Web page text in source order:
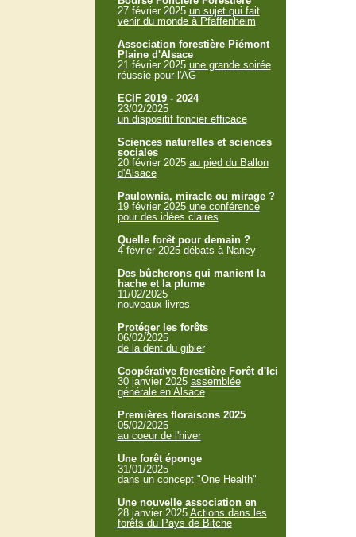
27 février 2025 un sujet qui fait
venir du monde à Pfaffenheim
Association forestière Piémont
Plaine d'Alsace
21 février 2025 une grande soirée
réussie pour l'AG
ECIF 2019 - 2024
23/02/2025
un dispositif foncier efficace
Sciences naturelles et sciences
sociales
20 février 2025 au pied du Ballon
d'Alsace
Paulownia, miracle ou mirage ?
19 février 2025 une conférence
pour des idées claires
Quelle forêt pour demain ?
4 février 2025 débats à Nancy
Des bûcherons qui manient la
hache et la plume
11/02/2025
nouveaux livres
Protéger les forêts
06/02/2025
de la dent du gibier
Coopérative forestière Forêt d'Ici
30 janvier 2025 assemblée
générale en Alsace
Premières floraisons 2025
05/02/2025
au coeur de l'hiver
Une forêt éponge
31/01/2025
dans un concept "One Health"
Une nouvelle association en
28 janvier 2025 Actions dans les
forêts du Pays de Bitche